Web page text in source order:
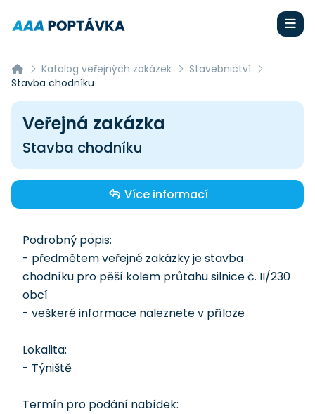
Katalog veřejných zakázek
Stavebnictví
Stavba chodníku
Veřejná zakázka
Stavba chodníku
Více informací
Podrobný popis:
- předmětem veřejné zakázky je stavba
chodníku pro pěší kolem průtahu silnice č. II/230
obcí
- veškeré informace naleznete v příloze
Lokalita:
- Týniště
Termín pro podání nabídek: